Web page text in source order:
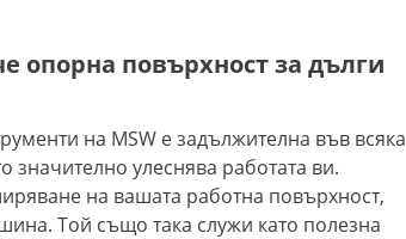
опорна повърхност за дълги
на MSW е задължителна във всяка
улеснява работата ви.
на вашата работна повърхност,
Той също така служи като полезна